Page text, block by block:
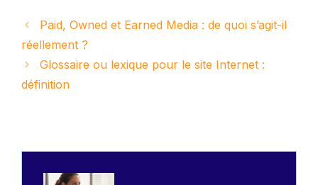
Paid, Owned et Earned Media : de quoi s’agit-il
réellement ?
Glossaire ou lexique pour le site Internet :
définition